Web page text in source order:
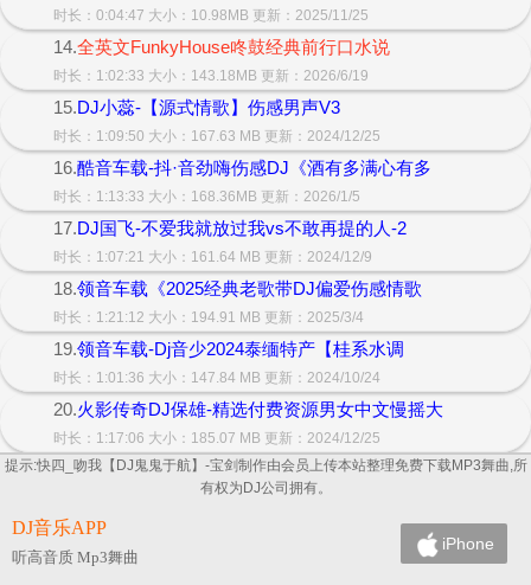
时长：0:04:47 大小：10.98MB 更新：2025/11/25
14.全英文FunkyHouse咚鼓经典前行口水说
时长：1:02:33 大小：143.18MB 更新：2026/6/19
15.DJ小蕊-【源式情歌】伤感男声V3
时长：1:09:50 大小：167.63 MB 更新：2024/12/25
16.酷音车载-抖·音劲嗨伤感DJ《酒有多满心有多
时长：1:13:33 大小：168.36MB 更新：2026/1/5
17.DJ国飞-不爱我就放过我vs不敢再提的人-2
时长：1:07:21 大小：161.64 MB 更新：2024/12/9
18.领音车载《2025经典老歌带DJ偏爱伤感情歌
时长：1:21:12 大小：194.91 MB 更新：2025/3/4
19.领音车载-Dj音少2024泰缅特产【桂系水调
时长：1:01:36 大小：147.84 MB 更新：2024/10/24
20.火影传奇DJ保雄-精选付费资源男女中文慢摇大
时长：1:17:06 大小：185.07 MB 更新：2024/12/25
提示:快四_吻我【DJ鬼鬼于航】-宝剑制作由会员上传本站整理免费下载MP3舞曲,所
有权为DJ公司拥有。
DJ音乐APP
听高音质 Mp3舞曲
iPhone